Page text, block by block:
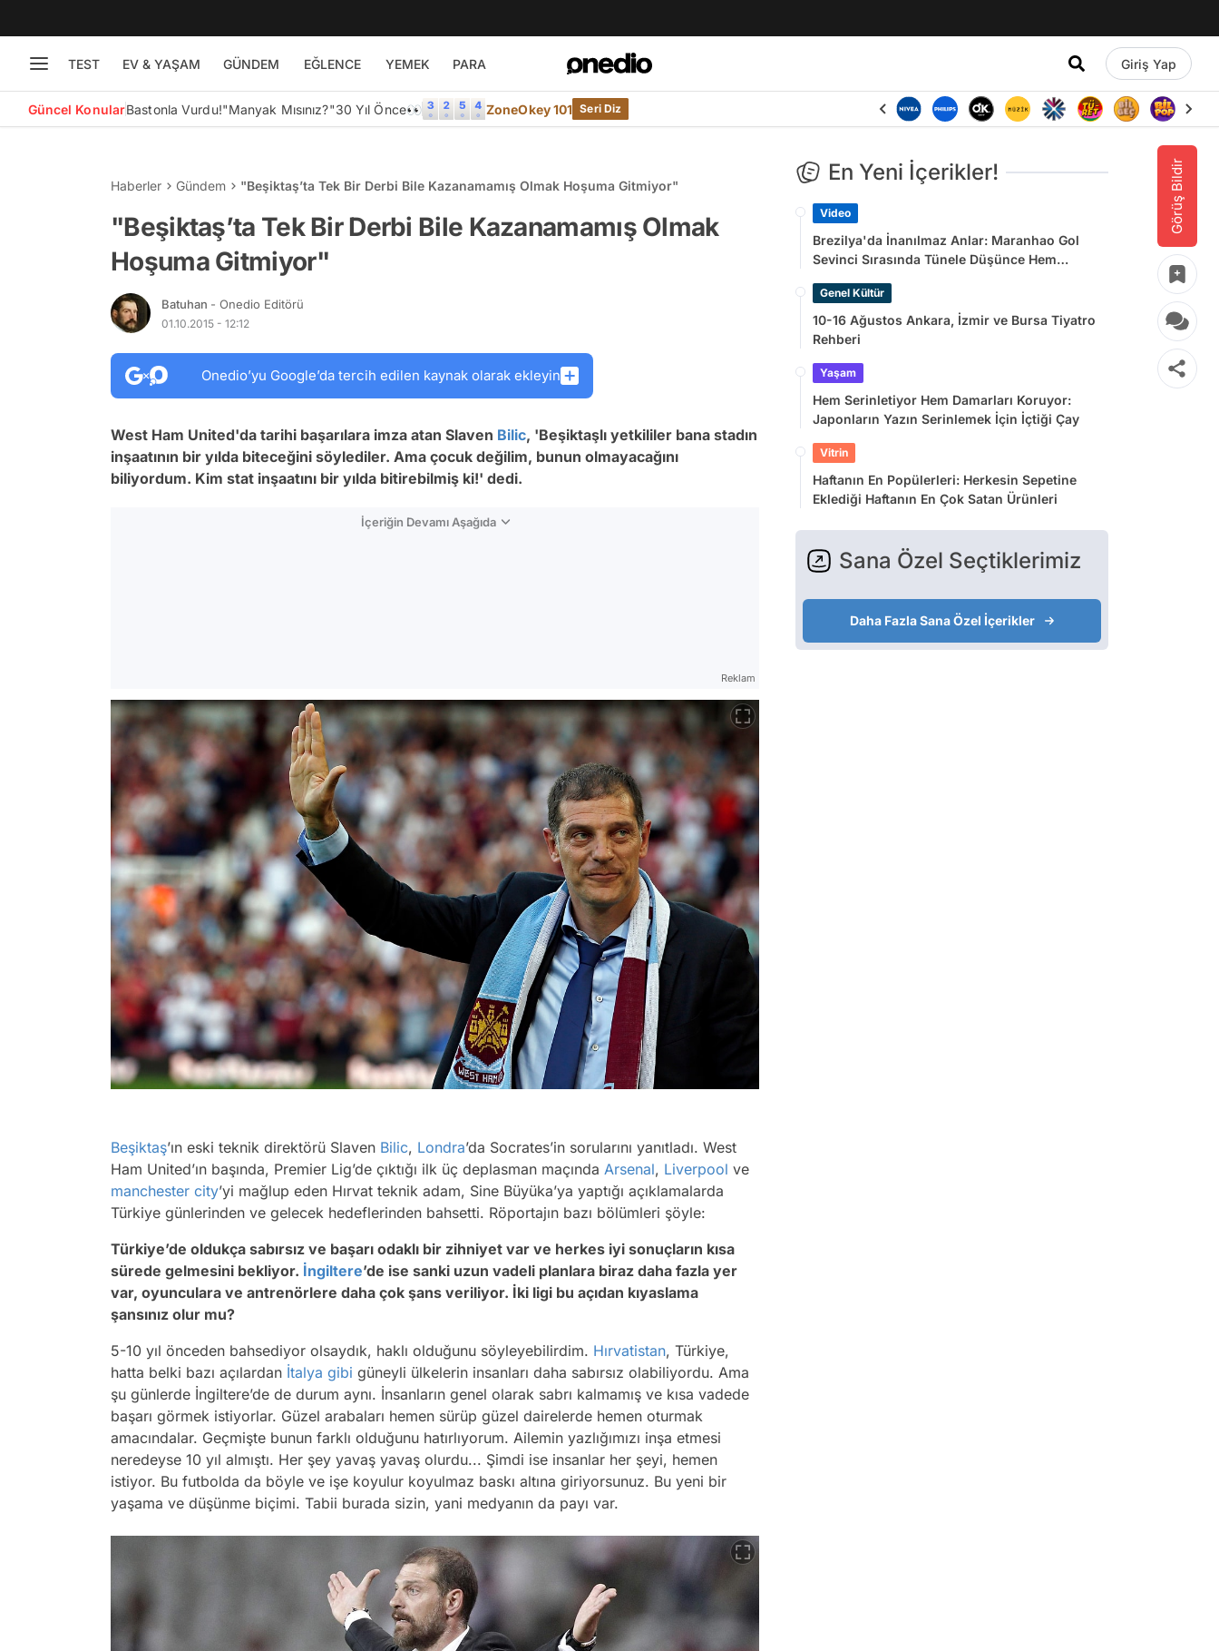
TEST EV & YAŞAM GÜNDEM EĞLENCE YEMEK PARA Giriş Yap
Güncel KonularBastonla Vurdu!"Manyak Mısınız?"30 Yıl Önce👀 ZoneOkey 101 Seri Diz
Görüş Bildir
Haberler Gündem "Beşiktaş’ta Tek Bir Derbi Bile Kazanamamış Olmak Hoşuma Gitmiyor"
"Beşiktaş’ta Tek Bir Derbi Bile Kazanamamış Olmak
Hoşuma Gitmiyor"
Batuhan - Onedio Editörü
01.10.2015 - 12:12
Onedio’yu Google’da tercih edilen kaynak olarak ekleyin
West Ham United'da tarihi başarılara imza atan Slaven Bilic, 'Beşiktaşlı yetkililer bana stadın
inşaatının bir yılda biteceğini söylediler. Ama çocuk değilim, bunun olmayacağını
biliyordum. Kim stat inşaatını bir yılda bitirebilmiş ki!' dedi.
İçeriğin Devamı Aşağıda
Reklam
Beşiktaş’ın eski teknik direktörü Slaven Bilic, Londra’da Socrates’in sorularını yanıtladı. West
Ham United’ın başında, Premier Lig’de çıktığı ilk üç deplasman maçında Arsenal, Liverpool ve
manchester city’yi mağlup eden Hırvat teknik adam, Sine Büyüka’ya yaptığı açıklamalarda
Türkiye günlerinden ve gelecek hedeflerinden bahsetti. Röportajın bazı bölümleri şöyle:
Türkiye’de oldukça sabırsız ve başarı odaklı bir zihniyet var ve herkes iyi sonuçların kısa
sürede gelmesini bekliyor. İngiltere’de ise sanki uzun vadeli planlara biraz daha fazla yer
var, oyunculara ve antrenörlere daha çok şans veriliyor. İki ligi bu açıdan kıyaslama
şansınız olur mu?
5-10 yıl önceden bahsediyor olsaydık, haklı olduğunu söyleyebilirdim. Hırvatistan, Türkiye,
hatta belki bazı açılardan İtalya gibi güneyli ülkelerin insanları daha sabırsız olabiliyordu. Ama
şu günlerde İngiltere’de de durum aynı. İnsanların genel olarak sabrı kalmamış ve kısa vadede
başarı görmek istiyorlar. Güzel arabaları hemen sürüp güzel dairelerde hemen oturmak
amacındalar. Geçmişte bunun farklı olduğunu hatırlıyorum. Ailemin yazlığımızı inşa etmesi
neredeyse 10 yıl almıştı. Her şey yavaş yavaş olurdu... Şimdi ise insanlar her şeyi, hemen
istiyor. Bu futbolda da böyle ve işe koyulur koyulmaz baskı altına giriyorsunuz. Bu yeni bir
yaşama ve düşünme biçimi. Tabii burada sizin, yani medyanın da payı var.
En Yeni İçerikler!
Video
Brezilya'da İnanılmaz Anlar: Maranhao Gol
Sevinci Sırasında Tünele Düşünce Hem
Genel Kültür
10-16 Ağustos Ankara, İzmir ve Bursa Tiyatro
Rehberi
Yaşam
Hem Serinletiyor Hem Damarları Koruyor:
Japonların Yazın Serinlemek İçin İçtiği Çay
Vitrin
Haftanın En Popülerleri: Herkesin Sepetine
Eklediği Haftanın En Çok Satan Ürünleri
Sana Özel Seçtiklerimiz
Daha Fazla Sana Özel İçerikler